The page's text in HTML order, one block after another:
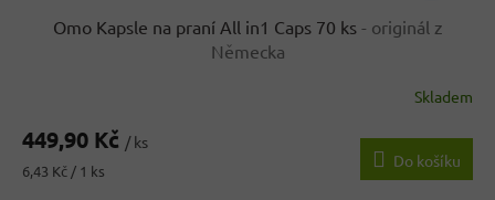
Omo Kapsle na praní All in1 Caps 70 ks - originál z
Německa
Skladem
449,90 Kč / ks
Měrná
6,43 Kč / 1 ks
Do košíku